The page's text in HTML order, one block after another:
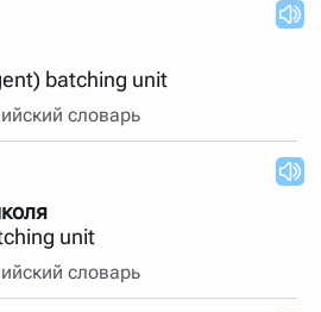
batching unit
словарь
unit
словарь